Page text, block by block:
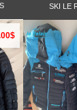
SKI LE